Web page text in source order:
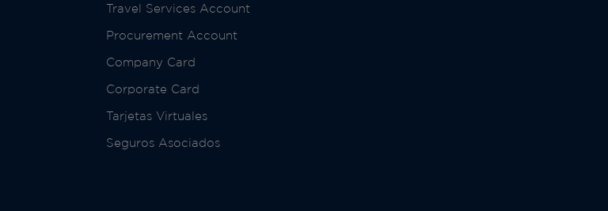
Travel Services Account
Procurement Account
Company Card
Corporate Card
Tarjetas Virtuales
Seguros Asociados